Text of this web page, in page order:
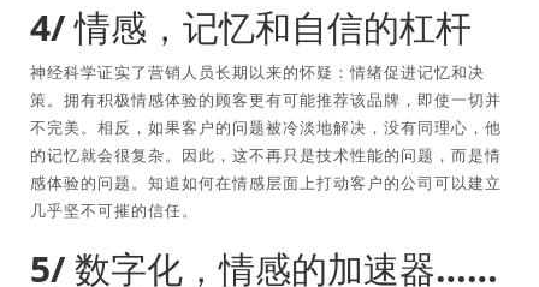
4/ 情感，记忆和自信的杠杆
神经科学证实了营销人员长期以来的怀疑：情绪促进记忆和决
策。拥有积极情感体验的顾客更有可能推荐该品牌，即使一切并
不完美。相反，如果客户的问题被冷淡地解决，没有同理心，他
的记忆就会很复杂。因此，这不再只是技术性能的问题，而是情
感体验的问题。知道如何在情感层面上打动客户的公司可以建立
几乎坚不可摧的信任。
5/ 数字化，情感的加速器……